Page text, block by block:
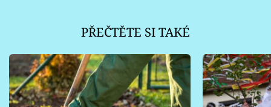
PŘEČTĚTE SI TAKÉ